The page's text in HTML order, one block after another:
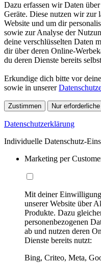
Dazu erfassen wir Daten
Geräte. Diese nutzen wir zur
Website und um dir
sowie zur Analyse der
deine verschlüsselten Daten
dir über deren Online-
du deren Dienste bereits
Erkundige dich bitte vor
sowie in unserer
Zustimmen Nur erforderliche
Datenschutzerklärung
Individuelle Datenschutz-
Marketing per
Mit deiner
unserer Website über
Produkte. Dazu
personenbezogenen
ab und nutzen deren
Dienste bereits nutzt:
Bing, Criteo, Meta,